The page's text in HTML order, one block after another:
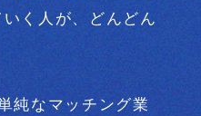
く人が、どんどん
純なマッチング業